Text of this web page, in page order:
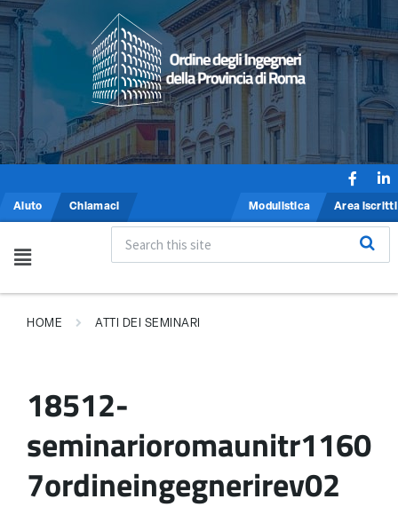
Aiuto Chiamaci Modulistica Area iscritti
HOME ATTI DEI SEMINARI
18512-
seminarioromaunitr1160
7ordineingegnerirev02